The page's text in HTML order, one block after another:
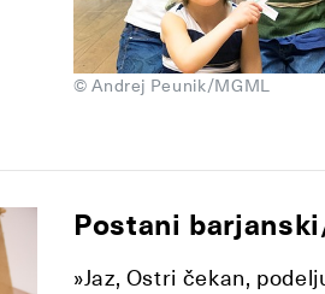
© Andrej Peunik/MGML
Postani
»Jaz, Ostri čekan,